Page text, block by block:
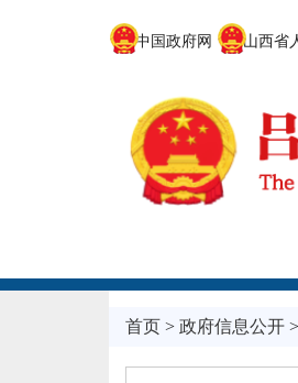
中国政府网 山西省人
首页> 政府信息公开